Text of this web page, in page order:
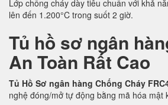
Lớp chống cháy dày tiêu chuẩn với khả
lên đến 1.200°C trong suốt 2 giờ.
Tủ hồ sơ ngân
An Toàn Rất Cao
Tủ Hồ Sơ ngân hàng Chống Cháy
nghệ đóng/mở tự động bằng mã hóa mật